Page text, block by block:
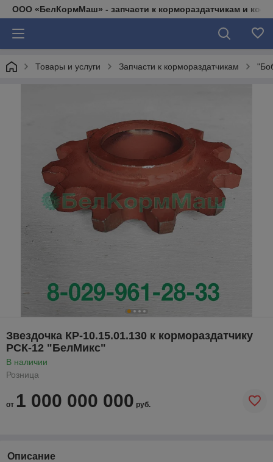
ООО «БелКормМаш» - запчасти к кормораздатчикам и
Товары и услуги Запчасти к кормораздатчикам
Звездочка КР-10.15.01.130 к кормораздатчику
РСК-12 "БелМикс"
В наличии
Розница
от 1 000 000 000 руб.
Описание